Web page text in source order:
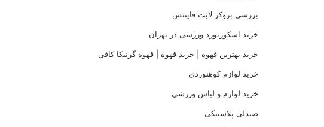
بررسی بروکر لایت فایننس
خرید اسکوربورد ورزشی در تهران
خرید بهترین قهوه | خرید قهوه | قهوه گرنیکا کافی
خرید لوازم کوهنوردی
خرید لوازم و لباس ورزشی
صندلی پلاستیکی